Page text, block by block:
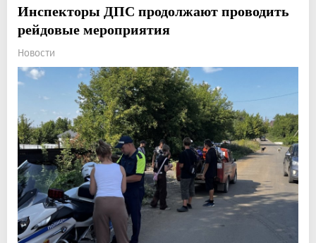
Инспекторы ДПС продолжают проводить
рейдовые мероприятия
Новости